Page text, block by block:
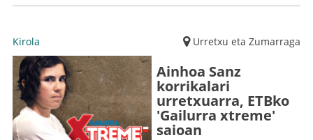
Kirola Urretxu eta Zumarraga
Ainhoa Sanz
korrikalari
urretxuarra, ETBko
'Gailurra xtreme'
saioan